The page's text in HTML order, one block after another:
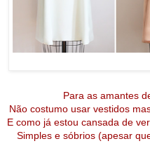
Para as amantes
Não costumo usar vestidos
E como já estou cansada de
Simples e sóbrios (apesar